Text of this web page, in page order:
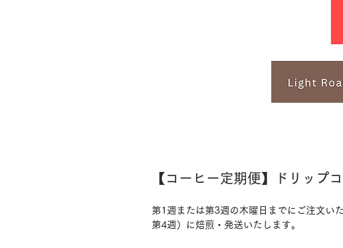
【コーヒー定期便】ドリップ
第1週または第3週の木曜日までにご注文い
第4週）に焙煎・発送いたします。